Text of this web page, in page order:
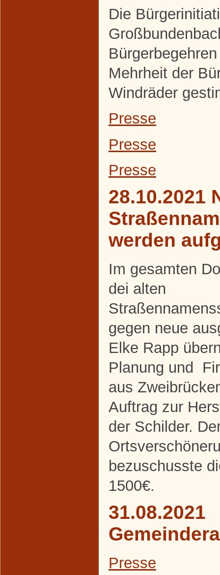
Die
Mehrheit der
Windräder
Presse
Presse
Presse
28.10.2021
werden
Im gesamten
dei alten
gegen neue
Elke Rapp
Planung und
aus
Auftrag zur
der Schilder.
bezuschusste
1500€.
31.08.2021
Presse